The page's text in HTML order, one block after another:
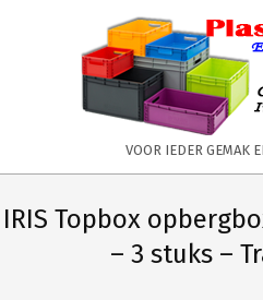
VOOR IEDER GEMAK
Navigation
Navigation
IRIS Topbox
– 3 stuks –